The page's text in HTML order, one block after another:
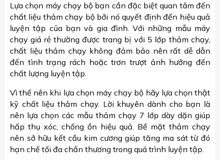
Lựa chọn máy chạy bộ bạn cần đặc biệt quan tâm đến
chất liệu thảm chạy bộ bởi nó quyết định đến hiệu quả
luyện tập của bạn và gia đình. Với những mẫu máy
chạy giá rẻ thường được trang bị với 5 lớp thảm chạy,
chất liệu thảm chạy không đảm bảo nên rất dễ dẫn
đến tình trạng rách hoặc trơn trượt ảnh hưởng đến
chất lượng luyện tập.
Vì thế nên khi lựa chọn máy chạy bộ hãy lựa chọn thật
kỹ chất liệu thảm chạy. Lời khuyên dành cho bạn là
nên lựa chọn các mẫu thảm chạy 7 lớp dày dặn giúp
hấp thụ xóc, chống ồn hiệu quả. Bề mặt thảm chạy
nên sở hữu kết cầu kim cương giúp tăng ma sát từ đó
hạn chế tối đa chấn thương trong quá trình luyện tập.